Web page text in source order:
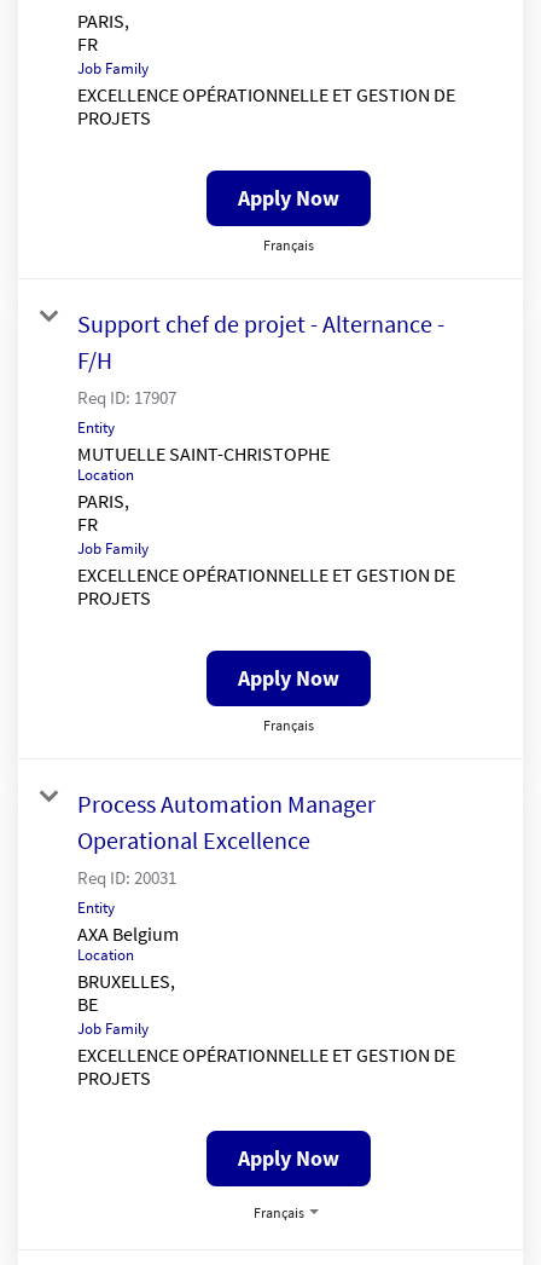
PARIS,
Job Family
EXCELLENCE OPÉRATIONNELLE ET GESTION DE
PROJETS
Apply Now
Français
Support chef de projet - Alternance -
F/H
Req ID: 17907
Entity
MUTUELLE SAINT-CHRISTOPHE
Location
PARIS,
Job Family
EXCELLENCE OPÉRATIONNELLE ET GESTION DE
PROJETS
Apply Now
Français
Process Automation Manager
Operational Excellence
Req ID: 20031
Entity
AXA Belgium
Location
BRUXELLES,
Job Family
EXCELLENCE OPÉRATIONNELLE ET GESTION DE
PROJETS
Apply Now
Français